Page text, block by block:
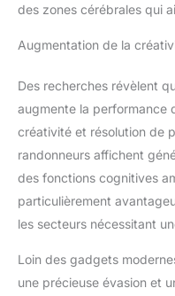
des zones cérébrales qui
Augmentation de la
Des recherches révèlent
augmente la performance
créativité et résolution de
randonneurs affichent
des fonctions cognitives
particulièrement
les secteurs nécessitant
Loin des gadgets
une précieuse évasion et